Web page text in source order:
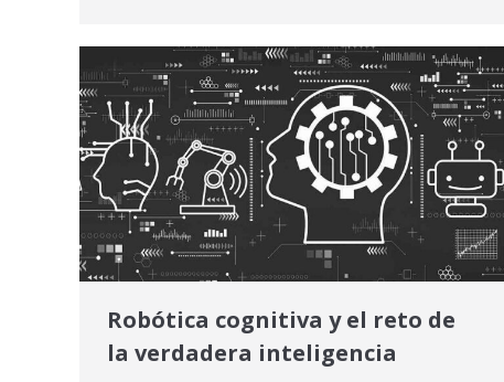
Robótica cognitiva y el reto de
la verdadera inteligencia